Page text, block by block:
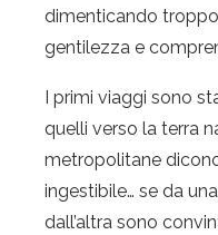
dimenticando
gentilezza e
I primi viaggi sono
quelli verso la terra
metropolitane
ingestibile… se da
dall’altra sono